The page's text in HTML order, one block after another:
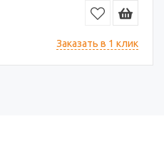
Заказать в 1 клик